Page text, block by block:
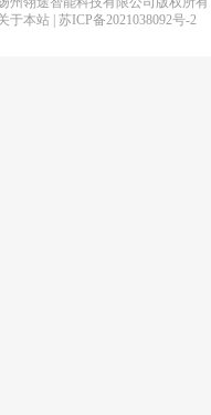
于本站| 苏ICP备2021038092号-2